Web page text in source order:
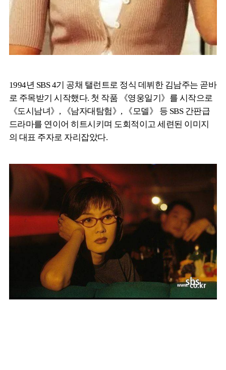
1994년 SBS 4기 공채 탤런트로 정식 데뷔한 김남주는 곧바
로 주목받기 시작했다. 첫 작품 《영웅일기》를 시작으로
《도시남녀》, 《남자대탐험》, 《모델》 등 SBS 간판급
드라마를 연이어 히트시키며 도회적이고 세련된 이미지
의 대표 주자로 자리잡았다.